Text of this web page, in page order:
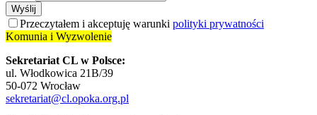
Wyślij
Przeczytałem i akceptuję warunki polityki prywatności
Komunia i Wyzwolenie
Sekretariat CL w Polsce:
ul. Włodkowica 21B/39
50-072 Wrocław
sekretariat@cl.opoka.org.pl